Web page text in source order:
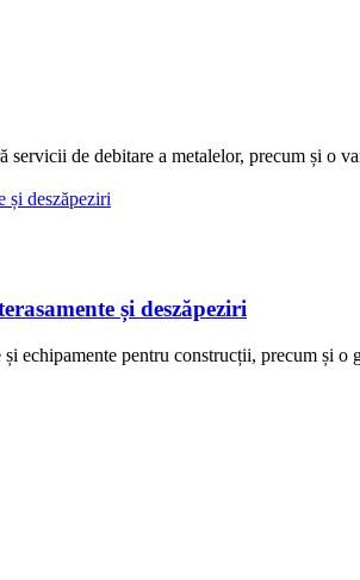
de debitare a metalelor, precum și o
și deszăpeziri
pentru construcții, precum și